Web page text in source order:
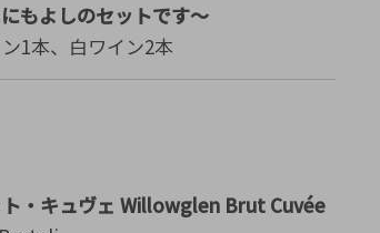
もよしのセットです～
1本、白ワイン2本
・キュヴェ Willowglen Brut Cuvée